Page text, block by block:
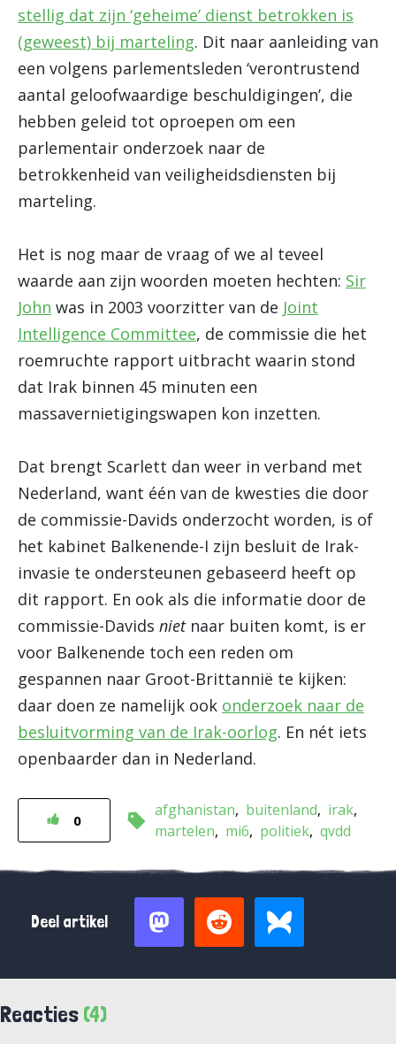
stellig dat zijn ‘geheime’ dienst betrokken is
(geweest) bij marteling. Dit naar aanleiding van
een volgens parlementsleden ‘verontrustend
aantal geloofwaardige beschuldigingen’, die
hebben geleid tot oproepen om een
parlementair onderzoek naar de
betrokkenheid van veiligheidsdiensten bij
marteling.
Het is nog maar de vraag of we al teveel
waarde aan zijn woorden moeten hechten: Sir
John was in 2003 voorzitter van de Joint
Intelligence Committee, de commissie die het
roemruchte rapport uitbracht waarin stond
dat Irak binnen 45 minuten een
massavernietigingswapen kon inzetten.
Dat brengt Scarlett dan weer in verband met
Nederland, want één van de kwesties die door
de commissie-Davids onderzocht worden, is of
het kabinet Balkenende-I zijn besluit de Irak-
invasie te ondersteunen gebaseerd heeft op
dit rapport. En ook als die informatie door de
commissie-Davids nietnaar buiten komt, is er
voor Balkenende toch een reden om
gespannen naar Groot-Brittannië te kijken:
daar doen ze namelijk ook onderzoek naar de
besluitvorming van de Irak-oorlog. En nét iets
openbaarder dan in Nederland.
0
afghanistan buitenland
irak
martelen
mi6 politiek qvdd
Deel artikel
Reacties (4)